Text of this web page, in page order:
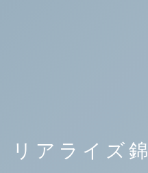
リアライズ錦